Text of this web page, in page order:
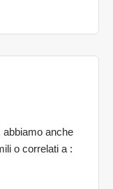
abbiamo anche
o correlati a :